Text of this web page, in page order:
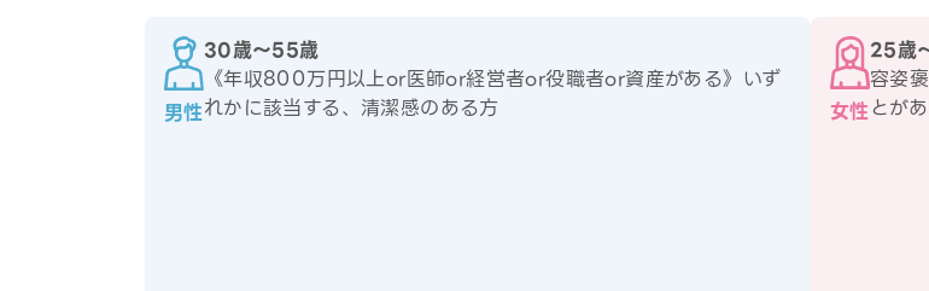
男性
30歳〜55歳
《年収800万円以上or医師or経営者or役職者or資産がある》いず
れかに該当する、清潔感のある方
女性
25歳
容姿
とが